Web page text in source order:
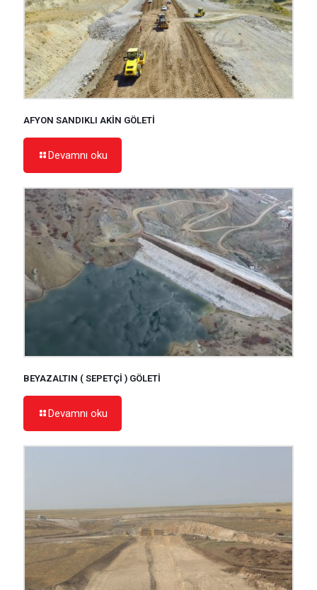
AFYON SANDIKLI AKİN GÖLETİ
Devamnı oku
BEYAZALTIN ( SEPETÇİ ) GÖLETİ
Devamnı oku